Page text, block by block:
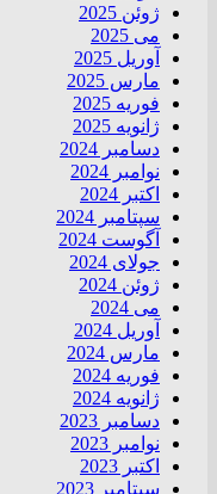
ژوئن 2025
می 2025
آوریل 2025
مارس 2025
فوریه 2025
ژانویه 2025
دسامبر 2024
نوامبر 2024
اکتبر 2024
سپتامبر 2024
آگوست 2024
جولای 2024
ژوئن 2024
می 2024
آوریل 2024
مارس 2024
فوریه 2024
ژانویه 2024
دسامبر 2023
نوامبر 2023
اکتبر 2023
سپتامبر 2023